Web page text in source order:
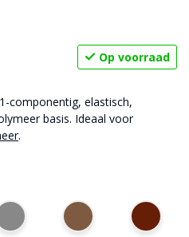
Op voorraad
componentig, elastisch,
basis. Ideaal voor
.